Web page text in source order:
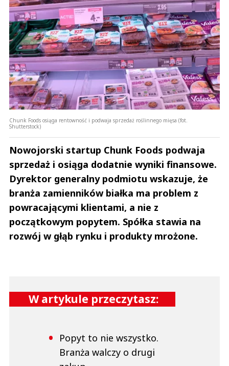
Chunk Foods osiąga rentowność i podwaja sprzedaż roślinnego mięsa (fot.
Shutterstock)
Nowojorski startup Chunk Foods podwaja
sprzedaż i osiąga dodatnie wyniki finansowe.
Dyrektor generalny podmiotu wskazuje, że
branża zamienników białka ma problem z
powracającymi klientami, a nie z
początkowym popytem. Spółka stawia na
rozwój w głąb rynku i produkty mrożone.
W artykule przeczytasz:
Popyt to nie wszystko.
Branża walczy o drugi